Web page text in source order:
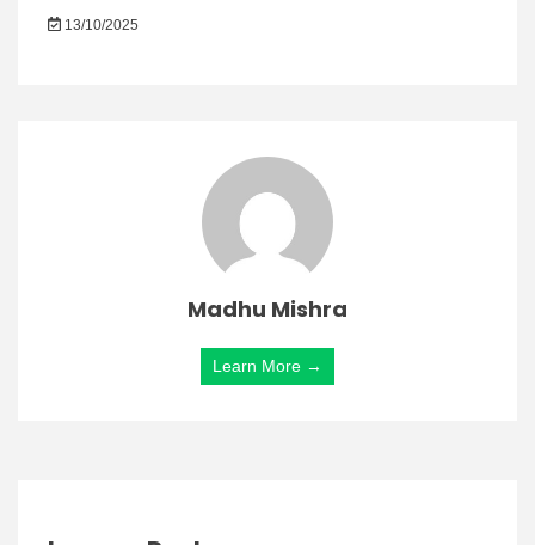
13/10/2025
Madhu Mishra
Learn More →